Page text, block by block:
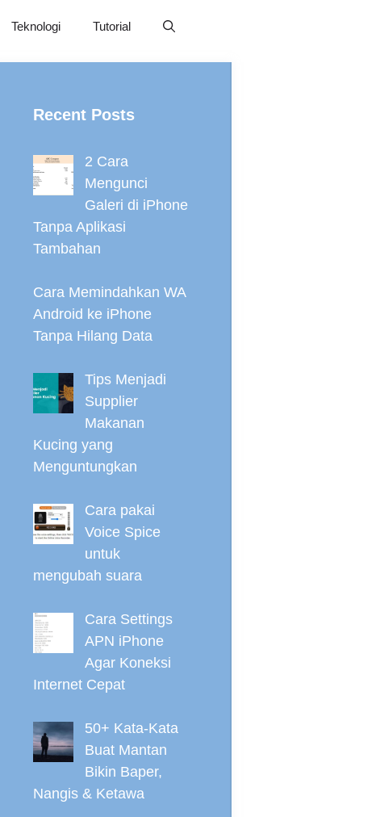
Teknologi Tutorial
Recent Posts
2 Cara
Mengunci
Galeri di iPhone
Tanpa Aplikasi
Tambahan
Cara Memindahkan WA
Android ke iPhone
Tanpa Hilang Data
Tips Menjadi
Supplier
Makanan
Kucing yang
Menguntungkan
Cara pakai
Voice Spice
untuk
mengubah suara
Cara Settings
APN iPhone
Agar Koneksi
Internet Cepat
50+ Kata-Kata
Buat Mantan
Bikin Baper,
Nangis & Ketawa